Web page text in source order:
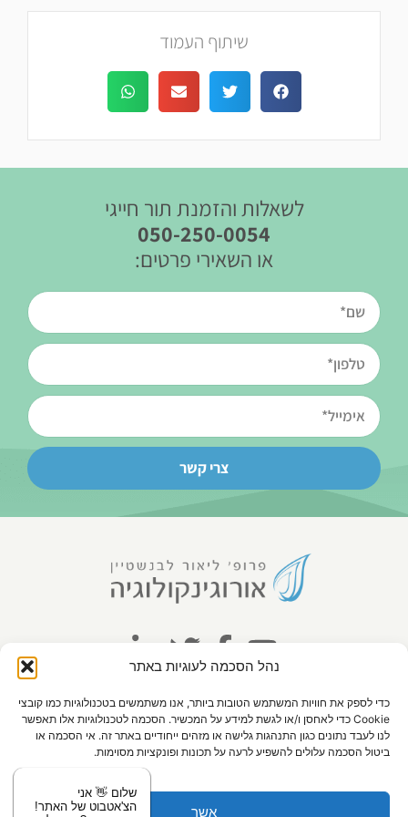
נהל הסכמה לעוגיות באתר
כדי לספק את חוויות המשתמש הטובות ביותר, אנו משתמשים בטכנולוגיות כמו קובצי
Cookie כדי לאחסן ו/או לגשת למידע על המכשיר. הסכמה לטכנולוגיות אלו תאפשר
לנו לעבד נתונים כגון התנהגות גלישה או מזהים ייחודיים באתר זה. אי הסכמה או
ביטול הסכמה עלולים להשפיע לרעה על תכונות ופונקציות מסוימות.
אשר
שיתוף העמוד
לשאלות והזמנת תור חייגי
050-250-0054
או השאירי פרטים:
צרי קשר
קליניקות
הברזל 9, רמת החייל, ת"א.
ביה"ח אסותא, קניון לב המפרץ, חיפה.
שלום 👋 אני
הצ'אטבוט של האתר!